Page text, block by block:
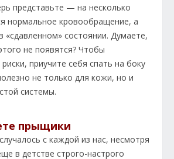
представьте — на несколько
нормальное кровообращение, а
«сдавленном» состоянии. Думаете,
не появятся? Чтобы
приучите себя спать на боку
не только для кожи, но и
системы.
прыщики
с каждой из нас, несмотря
в детстве строго-настрого